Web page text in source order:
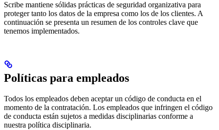
Scribe mantiene sólidas prácticas de seguridad organizativa para
proteger tanto los datos de la empresa como los de los clientes. A
continuación se presenta un resumen de los controles clave que
tenemos implementados.
Políticas para empleados
Todos los empleados deben aceptar un código de conducta en el
momento de la contratación. Los empleados que infringen el código
de conducta están sujetos a medidas disciplinarias conforme a
nuestra política disciplinaria.